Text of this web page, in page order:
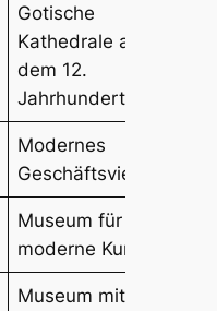
Gotische
Kathedrale aus
dem 12.
Jahrhundert
Modernes
Geschäftsviertel
Museum für
moderne Kunst
Museum mit